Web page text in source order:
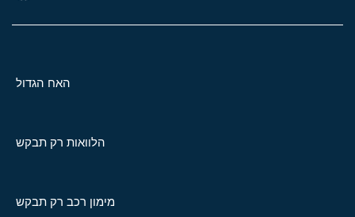
האח הגדול
הלוואות רק תבקש
מימון רכב רק תבקש